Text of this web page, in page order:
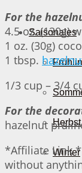
Saisonales
Herbst
Winter
For the
4.5 oz. (130g)
1 oz. (30g)
1 tbsp.
1/3 cup – 3/4
For the
hazelnut
*Affiliate Link
without